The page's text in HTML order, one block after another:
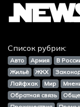
Список рубрик:
Авто Армия В
Жильё
ЖКХ
Лайфхак
Мир
Обратная связь